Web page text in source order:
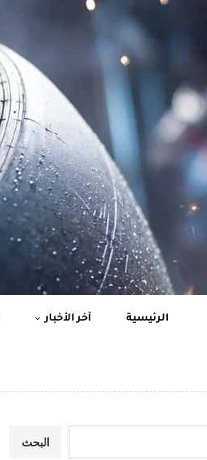
الرئيسية آخر الأخبار
البحث